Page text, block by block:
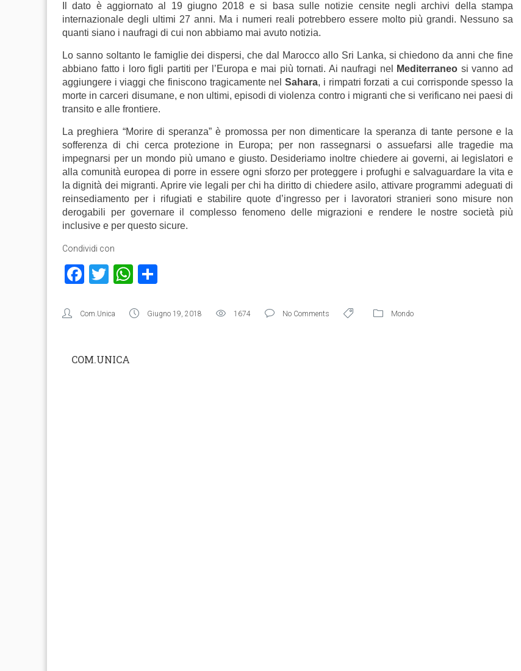
Il dato è aggiornato al 19 giugno 2018 e si basa sulle notizie censite negli archivi della stampa
internazionale degli ultimi 27 anni. Ma i numeri reali potrebbero essere molto più grandi. Nessuno sa
quanti siano i naufragi di cui non abbiamo mai avuto notizia.
Lo sanno soltanto le famiglie dei dispersi, che dal Marocco allo Sri Lanka, si chiedono da anni che fine
abbiano fatto i loro figli partiti per l’Europa e mai più tornati. Ai naufragi nel
Mediterraneo si vanno ad
aggiungere i viaggi che finiscono tragicamente nelSahara, i rimpatri forzati a cui corrisponde spesso la
morte in carceri disumane, e non ultimi, episodi di violenza contro i migranti che si verificano nei paesi di
transito e alle frontiere.
La preghiera “Morire di speranza” è promossa per non dimenticare la speranza di tante persone e la
sofferenza di chi cerca protezione in Europa; per non rassegnarsi o assuefarsi alle tragedie ma
impegnarsi per un mondo più umano e giusto. Desideriamo inoltre chiedere ai governi, ai legislatori e
alla comunità europea di porre in essere ogni sforzo per proteggere i profughi e salvaguardare la vita e
la dignità dei migranti. Aprire vie legali per chi ha diritto di chiedere asilo, attivare programmi adeguati di
reinsediamento per i rifugiati e stabilire quote d’ingresso per i lavoratori stranieri sono misure non
derogabili per governare il complesso fenomeno delle migrazioni e rendere le nostre società più
inclusive e per questo sicure.
Condividi con
Facebook
TwitterWhatsApp
Com.Unica Giugno 19, 2018 1674 No Comments Mondo
COM.UNICA